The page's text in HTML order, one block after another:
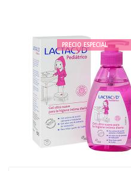
PRECIO ESPECIAL